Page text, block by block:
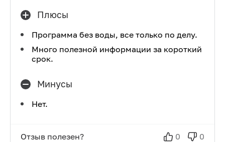
Плюсы
Программа без воды, все только по делу.
Много полезной информации за короткий
срок.
Минусы
Нет.
Отзыв полезен? 0 0